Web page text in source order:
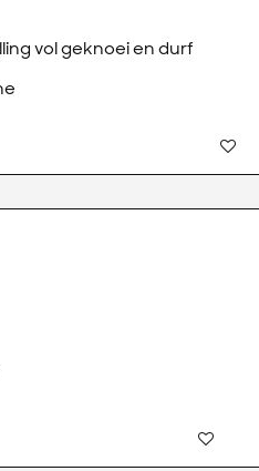
vol geknoei en durf